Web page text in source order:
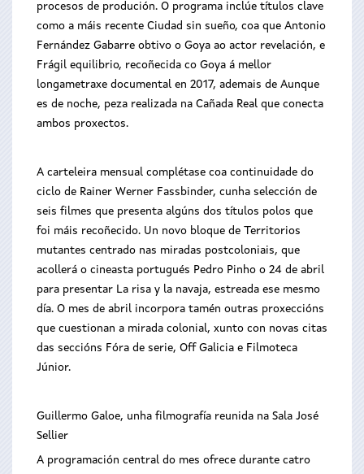
procesos de produción. O programa inclúe títulos clave
como a máis recente Ciudad sin sueño, coa que Antonio
Fernández Gabarre obtivo o Goya ao actor revelación, e
Frágil equilibrio, recoñecida co Goya á mellor
longametraxe documental en 2017, ademais de Aunque
es de noche, peza realizada na Cañada Real que conecta
ambos proxectos.
A carteleira mensual complétase coa continuidade do
ciclo de Rainer Werner Fassbinder, cunha selección de
seis filmes que presenta algúns dos títulos polos que
foi máis recoñecido. Un novo bloque de Territorios
mutantes centrado nas miradas postcoloniais, que
acollerá o cineasta portugués Pedro Pinho o 24 de abril
para presentar La risa y la navaja, estreada ese mesmo
día. O mes de abril incorpora tamén outras proxeccións
que cuestionan a mirada colonial, xunto con novas citas
das seccións Fóra de serie, Off Galicia e Filmoteca
Júnior.
Guillermo Galoe, unha filmografía reunida na Sala José
Sellier
A programación central do mes ofrece durante catro